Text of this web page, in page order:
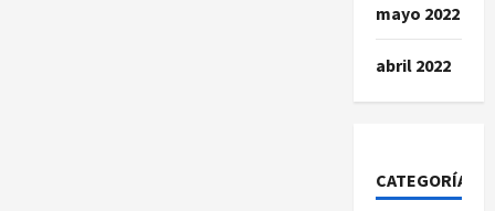
mayo 2022
abril 2022
CATEGORÍAS